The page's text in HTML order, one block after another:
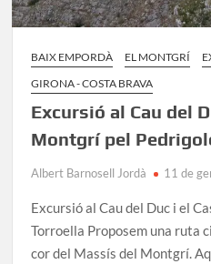
BAIX EMPORDÀ EL MONTGRÍ
GIRONA - COSTA BRAVA
Excursió al Cau del
Montgrí pel
Albert Barnosell Jordà 11 de
Excursió al Cau del Duc i el
Torroella Proposem una ruta
cor del Massís del Montgrí.